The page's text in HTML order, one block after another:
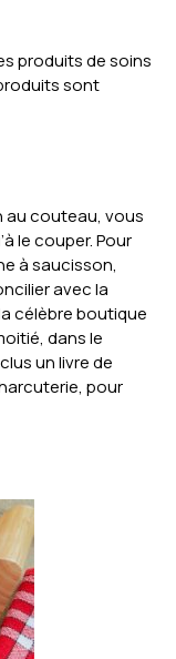
produits de soins
sont
au couteau, vous
le couper. Pour
à saucisson,
avec la
célèbre boutique
dans le
un livre de
pour